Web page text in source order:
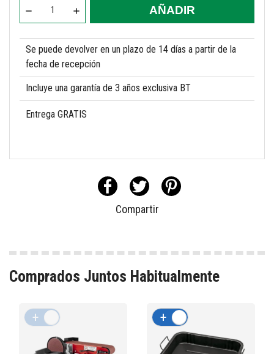
AÑADIR
Se puede devolver en un plazo de 14 días a partir de la
fecha de recepción
Incluye una garantía de 3 años exclusiva BT
Entrega GRATIS
Compartir
Comprados Juntos Habitualmente
+ +